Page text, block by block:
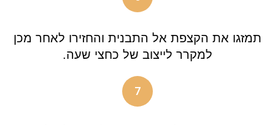
תמזגו את הקצפת אל התבנית והחזירו לאחר מכן
למקרר לייצוב של כחצי שעה.
7